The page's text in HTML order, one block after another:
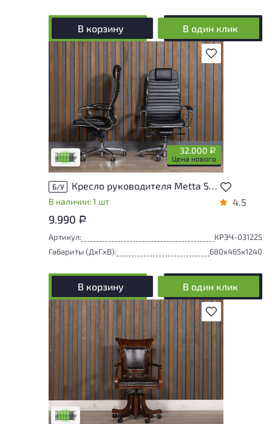
В корзину В один клик
В избранное
32.000 Р
Цена нового
У товара присутствуют незначительные
следы эксплуатации, не влияющие на
удобство его использования
Низкая степень износа
Б/У
В наличии: 1 шт 4.5
9.990 Р
Артикул:
КРЭЧ-031225
Габариты (ДxГxВ):
680x465x1240
В корзину В один клик
В избранное
У товара присутствуют незначительные
следы эксплуатации, не влияющие на
удобство его использования
Низкая степень износа